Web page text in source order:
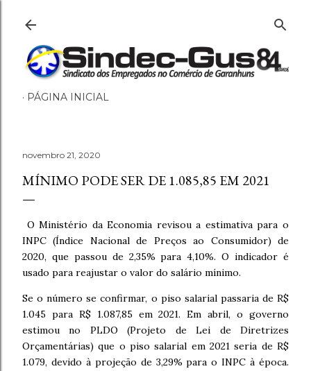
PÁGINA INICIAL
novembro 21, 2020
MÍNIMO PODE SER DE 1.085,85 EM 2021
O Ministério da Economia revisou a estimativa para o
INPC (Índice Nacional de Preços ao Consumidor) de
2020, que passou de 2,35% para 4,10%. O indicador é
usado para reajustar o valor do salário mínimo.
Se o número se confirmar, o piso salarial passaria de R$
1.045 para R$ 1.087,85 em 2021. Em abril, o governo
estimou no PLDO (Projeto de Lei de Diretrizes
Orçamentárias) que o piso salarial em 2021 seria de R$
1.079, devido à projeção de 3,29% para o INPC à época.